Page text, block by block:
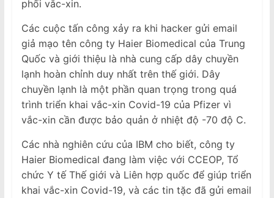
phối vắc-xin.
Các cuộc tấn công xảy ra khi hacker gửi email
giả mạo tên công ty Haier Biomedical của Trung
Quốc và giới thiệu là nhà cung cấp dây chuyền
lạnh hoàn chỉnh duy nhất trên thế giới. Dây
chuyền lạnh là một phần quan trọng trong quá
trình triển khai vắc-xin Covid-19 của Pfizer vì
vắc-xin cần được bảo quản ở nhiệt độ -70 độ C.
Các nhà nghiên cứu của IBM cho biết, công ty
Haier Biomedical đang làm việc với CCEOP, Tổ
chức Y tế Thế giới và Liên hợp quốc để giúp triển
khai vắc-xin Covid-19, và các tin tặc đã gửi email